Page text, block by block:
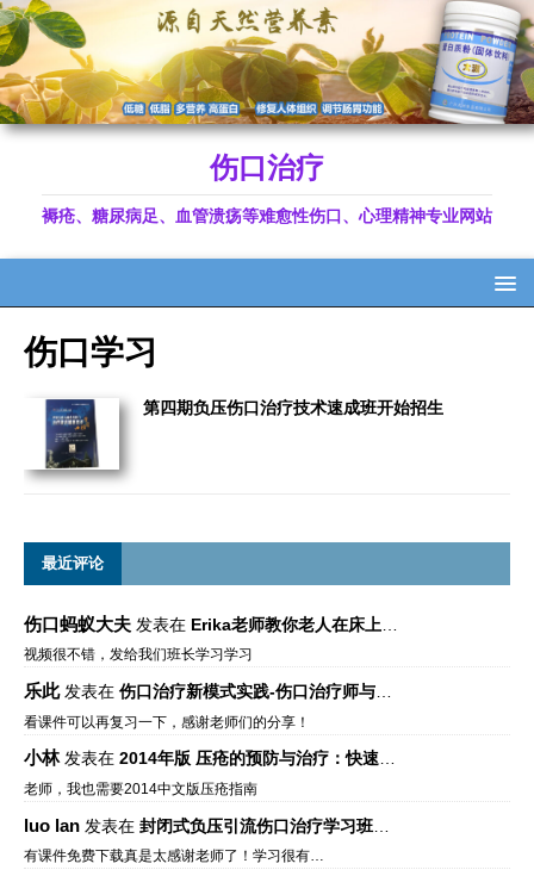
伤口治疗
褥疮、糖尿病足、血管溃疡等难愈性伤口、心理精神专业网站
伤口学习
第四期负压伤口治疗技术速成班开始招生
最近评论
伤口蚂蚁大夫 发表在 Erika老师教你老人在床上如何左右翻身
视频很不错，发给我们班长学习学习
乐此发表在 伤口治疗新模式实践-伤口治疗师与伤口专科
看课件可以再复习一下，感谢老师们的分享！
小林发表在 2014年版 压疮的预防与治疗：快速参考指南 – 中文版、英文版、芬兰语版、葡萄牙语版
老师，我也需要2014中文版压疮指南
luo lan 发表在 封闭式负压引流伤口治疗学习班课件资料免费下载
有课件免费下载真是太感谢老师了！学习很有…